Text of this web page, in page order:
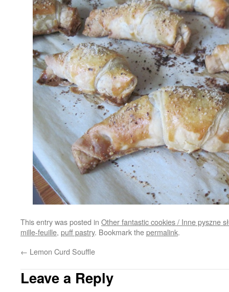
This entry was posted in Other fantastic cookies / Inne pyszne
mille-feuille, puff pastry. Bookmark thepermalink.
← Lemon Curd Souffle
Leave a Reply